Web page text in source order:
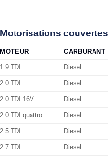
Motorisations couvertes
MOTEUR CARBURANT
1.9 TDI Diesel
2.0 TDI Diesel
2.0 TDI 16V Diesel
2.0 TDI quattro Diesel
2.5 TDI Diesel
2.7 TDI Diesel